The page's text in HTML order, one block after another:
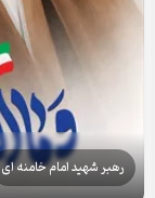
رهبر شهید امام خامنه ای